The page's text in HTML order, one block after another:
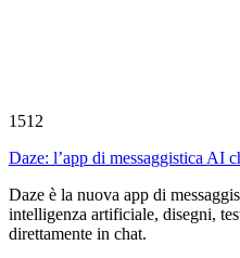
1512
Daze: l’app di messaggistica AI
Daze è la nuova app di
intelligenza artificiale, disegni,
direttamente in chat.